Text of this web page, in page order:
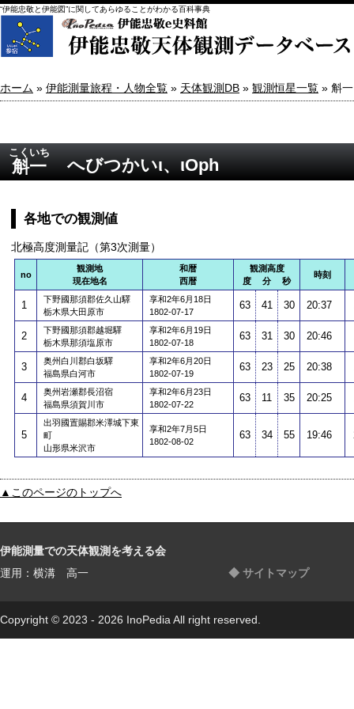
“伊能忠敬と伊能図”に関してあらゆることがわかる百科事典
ホーム » 伊能測量旅程・人物全覧 » 天体観測DB » 観測恒星一覧 » 斛一
斛一
こくいち
へびつかいι、ιOph
各地での観測値
北極高度測量記（第3次測量）
no
観測地
現在地名
和暦
西暦
観測高度
度 分 秒
時刻
1
下野國那須郡佐久山驛
栃木県大田原市
享和2年6月18日
1802-07-17
63 41 30 20:37
2
下野國那須郡越堀驛
栃木県那須塩原市
享和2年6月19日
1802-07-18
63 31 30 20:46
3
奥州白川郡白坂驛
福島県白河市
享和2年6月20日
1802-07-19
63 23 25 20:38
4
奥州岩瀬郡長沼宿
福島県須賀川市
享和2年6月23日
1802-07-22
63 11 35 20:25
5
出羽國置賜郡米澤城下東
町
山形県米沢市
享和2年7月5日
1802-08-02
63 34 55 19:46
▲このページのトップへ
伊能測量での天体観測を考える会
運用：横溝 高一
◆ サイトマップ
Copyright © 2023 - 2026 InoPedia All right reserved.